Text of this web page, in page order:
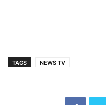
TAGS NEWS TV